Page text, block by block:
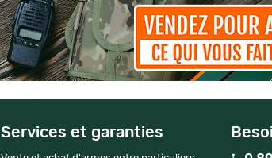
Services et garanties